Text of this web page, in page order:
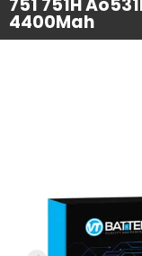
751 751H
4400Mah